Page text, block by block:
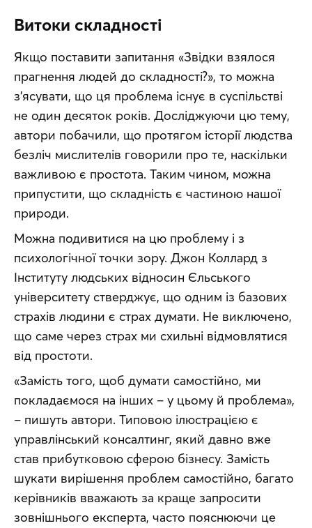
Витоки складності
Якщо поставити запитання «Звідки взялося
прагнення людей до складності?», то можна
з’ясувати, що ця проблема існує в суспільстві
не один десяток років. Досліджуючи цю тему,
автори побачили, що протягом історії людства
безліч мислителів говорили про те, наскільки
важливою є простота. Таким чином, можна
припустити, що складність є частиною нашої
природи.
Можна подивитися на цю проблему і з
психологічної точки зору. Джон Коллард з
Інституту людських відносин Єльського
університету стверджує, що одним із базових
страхів людини є страх думати. Не виключено,
що саме через страх ми схильні відмовлятися
від простоти.
«Замість того, щоб думати самостійно, ми
покладаємося на інших – у цьому й проблема»,
– пишуть автори. Типовою ілюстрацією є
управлінський консалтинг, який давно вже
став прибутковою сферою бізнесу. Замість
шукати вирішення проблем самостійно, багато
керівників вважають за краще запросити
зовнішнього експерта, часто пояснюючи це